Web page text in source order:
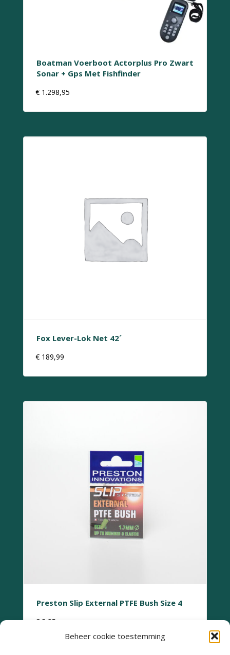
Beheer cookie toestemming
Boatman Voerboot Actorplus Pro Zwart
Sonar + Gps Met Fishfinder
€ 1.298,95
Fox Lever-Lok Net 42´
€ 189,99
Preston Slip External PTFE Bush Size 4
€ 2,95